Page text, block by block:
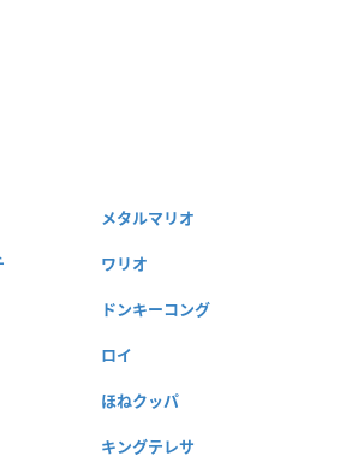
メタルマリオ
ワリオ
ドンキーコング
ロイ
ほねクッパ
キングテレサ